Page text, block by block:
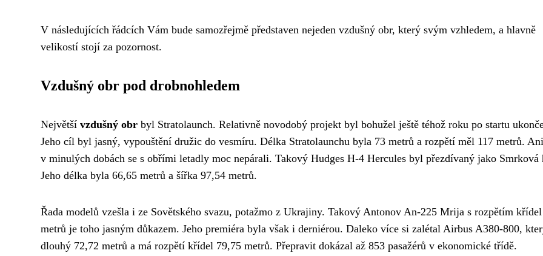
V následujících řádcích Vám bude samozřejmě představen nejeden vzdušný obr, který svým vzhledem, a hlavně
velikostí stojí za pozornost.
Vzdušný obr pod drobnohledem
Největší vzdušný obr byl Stratolaunch. Relativně novodobý projekt byl bohužel ještě téhož roku po startu
Jeho cíl byl jasný, vypouštění družic do vesmíru. Délka Stratolaunchu byla 73 metrů a rozpětí měl 117 metrů. Ani
v minulých dobách se s obřími letadly moc nepárali. Takový Hudges H-4 Hercules byl přezdívaný jako Smrková
Jeho délka byla 66,65 metrů a šířka 97,54 metrů.
Řada modelů vzešla i ze Sovětského svazu, potažmo z Ukrajiny. Takový Antonov An-225 Mrija s rozpětím
metrů je toho jasným důkazem. Jeho premiéra byla však i derniérou. Daleko více si zalétal Airbus A380-800,
dlouhý 72,72 metrů a má rozpětí křídel 79,75 metrů. Přepravit dokázal až 853 pasažérů v ekonomické třídě.